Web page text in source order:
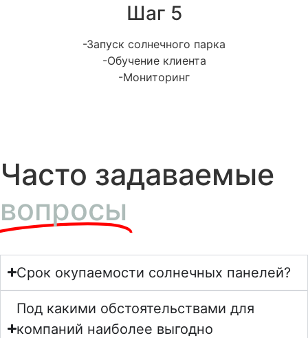
Шаг 5
-Запуск солнечного парка
-Обучение клиента
-Мониторинг
Часто задаваемые
вопросы
Срок окупаемости солнечных панелей?
Под какими обстоятельствами для
компаний наиболее выгодно